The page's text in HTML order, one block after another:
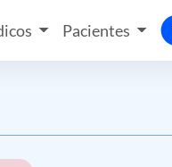
Pacientes